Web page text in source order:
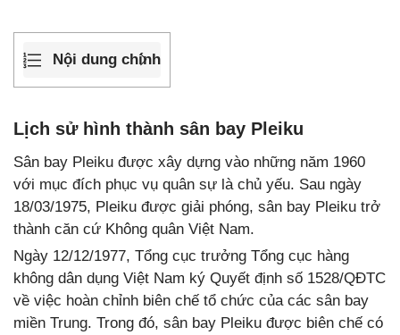
Nội dung chính
Lịch sử hình thành sân bay Pleiku
Sân bay Pleiku được xây dựng vào những năm 1960
với mục đích phục vụ quân sự là chủ yếu. Sau ngày
18/03/1975, Pleiku được giải phóng, sân bay Pleiku trở
thành căn cứ Không quân Việt Nam.
Ngày 12/12/1977, Tổng cục trưởng Tổng cục hàng
không dân dụng Việt Nam ký Quyết định số 1528/QĐTC
về việc hoàn chỉnh biên chế tổ chức của các sân bay
miền Trung. Trong đó, sân bay Pleiku được biên chế có